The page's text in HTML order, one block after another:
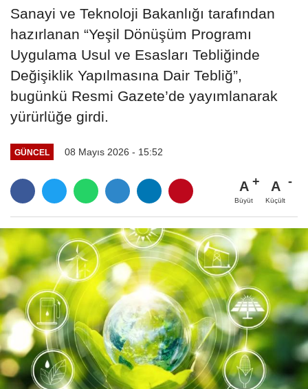
Sanayi ve Teknoloji Bakanlığı tarafından
hazırlanan “Yeşil Dönüşüm Programı
Uygulama Usul ve Esasları Tebliğinde
Değişiklik Yapılmasına Dair Tebliğ”,
bugünkü Resmi Gazete’de yayımlanarak
yürürlüğe girdi.
GÜNCEL 08 Mayıs 2026 - 15:52
A
Büyüt
A
Küçült